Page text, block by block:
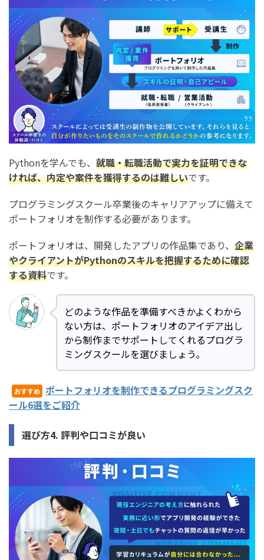
Pythonを学んでも、 就職・転職活動で実力を証明できな
ければ、内定や案件を獲得するのは難しいです。
プログラミングスクール卒業後のキャリアアップに備えて
ポートフォリオを制作する必要があります。
ポートフォリオは、開発したアプリの作品集であり、 企業
やクライアントがPythonのスキルを把握するために確認
する資料です。
どのような作品を準備すべきかよくわから
ない方は、ポートフォリオのアイデア出し
から制作までサポートしてくれるプログラ
ミングスクールを選びましょう。
おすすめ
ポートフォリオを制作できるプログラミングスク
ール6選をご紹介
選び方4. 評判や口コミが良い